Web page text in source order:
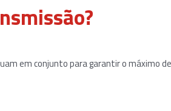
em conjunto para garantir o máximo de